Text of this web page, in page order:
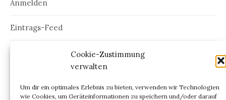
Cookie-Zustimmung
verwalten
Um dir ein optimales Erlebnis zu bieten, verwenden wir Technologien
wie Cookies, um Geräteinformationen zu speichern und/oder darauf
Anmelden
Eintrags-Feed
Kommentar-Feed